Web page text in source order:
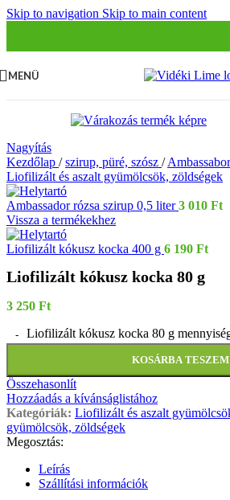
Skip to navigation Skip to main content
MENÜ
Nagyítás
Kezdőlap / szirup, püré, szósz /
Liofilizált és aszalt gyümölcsök, zöldségek
Ambassador rózsa szirup 0,5 liter3 010 Ft
Vissza a termékekhez
Liofilizált kókusz kocka 400 g 6 190 Ft
Liofilizált kókusz kocka 80 g
3 250 Ft
Liofilizált kókusz kocka 80 g
KOSÁRBA TESZEM
Összehasonlít
Hozzáadás a kívánságlistához
Kategóriák: Liofilizált és aszalt
gyümölcsök, zöldségek
Megosztás:
Leírás
Szállítási információk